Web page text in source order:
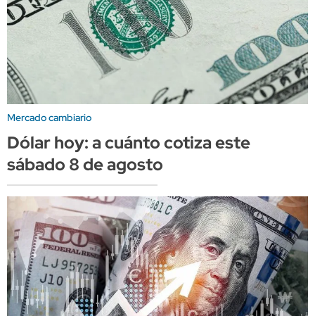
Mercado cambiario
Dólar hoy: a cuánto cotiza este
sábado 8 de agosto